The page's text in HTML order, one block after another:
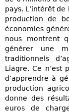
pays. L’intérêt
production de
économies
nous montrent
générer une
traditionnels
Liagre. Ce n’est
d’apprendre à
production
donne des
euros de